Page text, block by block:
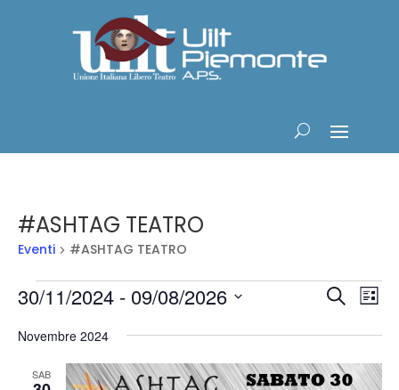
#ASHTAG TEATRO
Eventi #ASHTAG TEATRO
Eventi Eventi
e
viste
CercaLista
30/11/2024 - 09/08/2026
la
Novembre 2024
SAB